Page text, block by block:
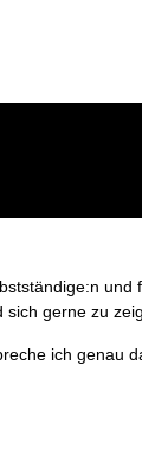
sich gerne zu
ich genau